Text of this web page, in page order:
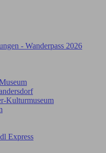
- Wanderpass 2026
Kulturmuseum
Express